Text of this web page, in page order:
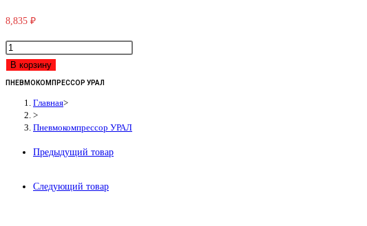
8,835 ₽
Количество
товара
Пневмокомпрессор
УРАЛ
В корзину
ПНЕВМОКОМПРЕССОР УРАЛ
Главная>
>
Пневмокомпрессор УРАЛ
Предыдущий товар
Следующий товар